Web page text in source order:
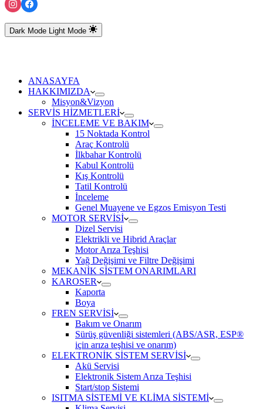
Dark Mode Light Mode
ANASAYFA
HAKKIMIZDA
Misyon&Vizyon
SERVİS HİZMETLERİ
İNCELEME VE BAKIM
15 Noktada Kontrol
Araç Kontrolü
İlkbahar Kontrolü
Kabul Kontrolü
Kış Kontrolü
Tatil Kontrolü
İnceleme
Genel Muayene ve Egzos Emisyon Testi
MOTOR SERVİSİ
Dizel Servisi
Elektrikli ve Hibrid Araçlar
Motor Arıza Teşhisi
Yağ Değişimi ve Filtre Değişimi
MEKANİK SİSTEM ONARIMLARI
KAROSER
Kaporta
Boya
FREN SERVİSİ
Bakım ve Onarım
Sürüş güvenliği sistemleri (ABS/ASR, ESP®
için arıza teşhisi ve onarım)
ELEKTRONİK SİSTEM SERVİSİ
Akü Servisi
Elektronik Sistem Arıza Teşhisi
Start/stop Sistemi
ISITMA SİSTEMİ VE KLİMA SİSTEMİ